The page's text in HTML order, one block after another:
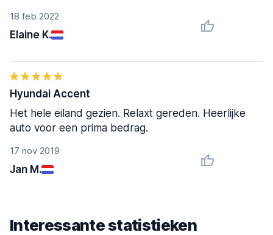
18 feb 2022
Elaine K.
17 nov 2019
Jan M.
Hyundai Accent
Het hele eiland gezien. Relaxt gereden. Heerlijke
auto voor een prima bedrag.
Interessante statistieken